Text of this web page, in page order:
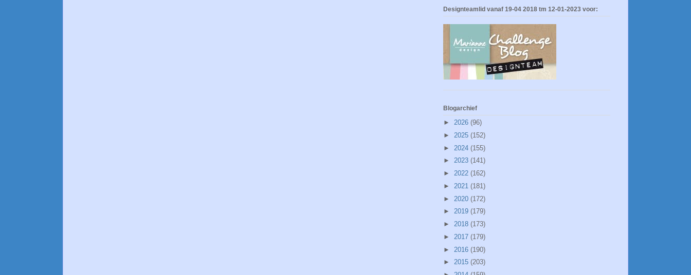
Designteamlid vanaf 19-04 2018 tm 12-01-2023 voor:
Blogarchief
► 2026 (96)
► 2025 (152)
► 2024 (155)
► 2023 (141)
► 2022 (162)
► 2021 (181)
► 2020 (172)
► 2019 (179)
► 2018 (173)
► 2017 (179)
► 2016 (190)
► 2015 (203)